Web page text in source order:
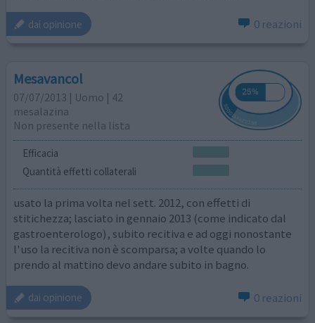
dai opinione 0 reazioni
Mesavancol
07/07/2013 | Uomo | 42
mesalazina
Non presente nella lista
Efficacia
Quantità effetti collaterali
usato la prima volta nel sett. 2012, con effetti di
stitichezza; lasciato in gennaio 2013 (come indicato dal
gastroenterologo), subito recitiva e ad oggi nonostante
l'uso la recitiva non è scomparsa; a volte quando lo
prendo al mattino devo andare subito in bagno.
dai opinione 0 reazioni